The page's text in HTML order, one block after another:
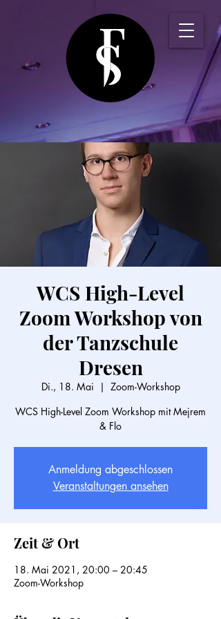
WCS High-Level
Zoom Workshop von
der Tanzschule
Dresen
Di., 18. Mai
  |
Zoom-Workshop
WCS High-Level Zoom Workshop mit Mejrem
& Flo
Anmeldung abgeschlossen
Veranstaltungen ansehen
Zeit & Ort
18. Mai 2021, 20:00 – 20:45
Zoom-Workshop